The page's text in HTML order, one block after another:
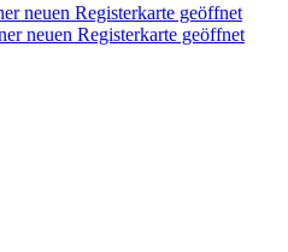
neuen Registerkarte geöffnet
neuen Registerkarte geöffnet